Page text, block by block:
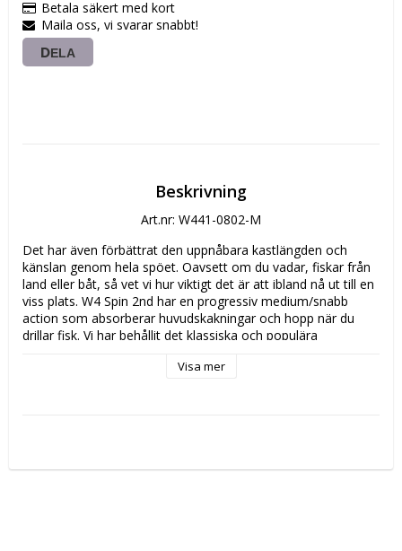
Betala säkert med kort
Maila oss, vi svarar snabbt!
DELA
Beskrivning
Art.nr: W441-0802-M
Det har även förbättrat den uppnåbara kastlängden och
känslan genom hela spöet. Oavsett om du vadar, fiskar från
land eller båt, så vet vi hur viktigt det är att ibland nå ut till en
viss plats. W4 Spin 2nd har en progressiv medium/snabb
action som absorberar huvudskakningar och hopp när du
drillar fisk. Vi har behållit det klassiska och populära
Seaguides® XOG ringar och ett gummerat FUJI® TVS
* Handtag: Premium kork
Visa mer